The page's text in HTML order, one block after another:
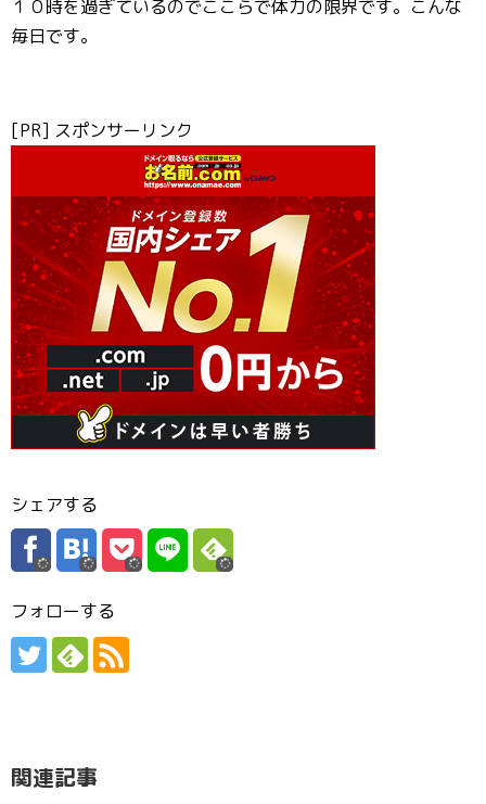
１０時を過ぎているのでここらで体力の限界です。こんな
毎日です。
[PR] スポンサーリンク
シェアする
フォローする
関連記事